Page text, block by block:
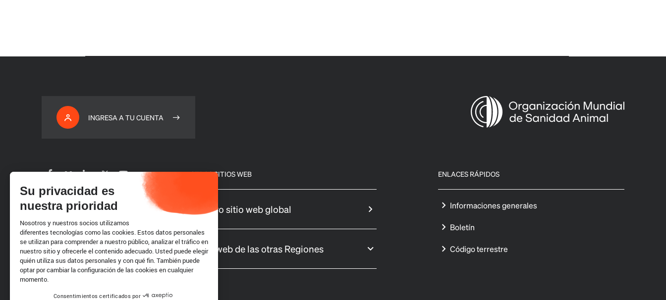
INGRESA A TU CUENTA
Suscribirse a nuestro boletín
Carrera profesional
Solicitudes de propuestas
OTROS SITIOS WEB
Nuestro sitio web global
Sitios web de las otras Regiones
ENLACES RÁPIDOS
Informaciones generales
Boletín
Código terrestre
Su privacidad es
nuestra prioridad
Nosotros y nuestros socios utilizamos
diferentes tecnologías como las cookies. Estos datos personales
se utilizan para comprender a nuestro público, analizar el tráfico en
nuestro sitio y ofrecerle el contenido adecuado. Usted puede elegir
quién utiliza sus datos personales y con qué fin. También puede
optar por cambiar la configuración de las cookies en cualquier
momento.
Consentimientos certificados por